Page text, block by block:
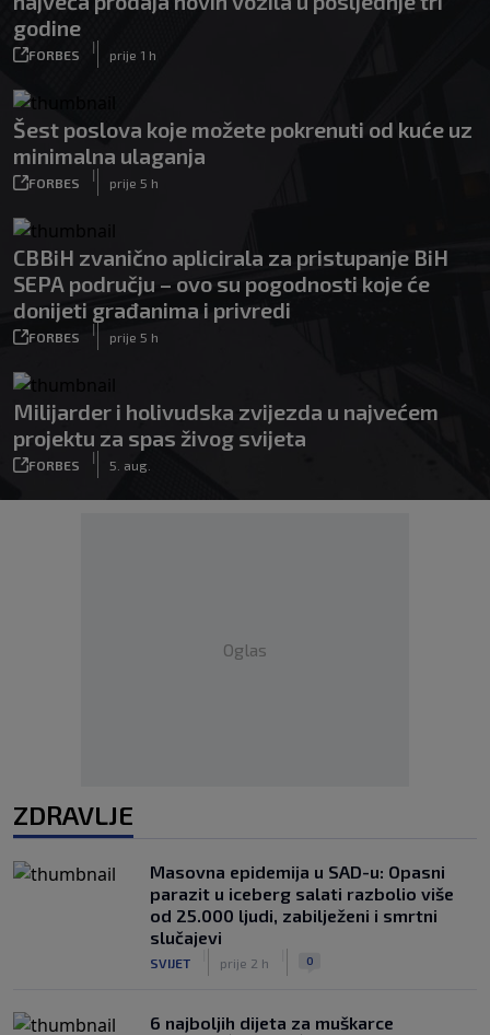
godine
FORBES
|
prije 1 h
Šest poslova koje možete pokrenuti od kuće uz
minimalna ulaganja
FORBES
|
prije 5 h
CBBiH zvanično aplicirala za pristupanje BiH
SEPA području – ovo su pogodnosti koje će
donijeti građanima i privredi
FORBES
|
prije 5 h
Milijarder i holivudska zvijezda u najvećem
projektu za spas živog svijeta
FORBES
|
5. aug.
Oglas
ZDRAVLJE
Masovna epidemija u SAD-u: Opasni
parazit u iceberg salati razbolio više
od 25.000 ljudi, zabilježeni i smrtni
slučajevi
SVIJET prije 2 h 0
6 najboljih dijeta za muškarce